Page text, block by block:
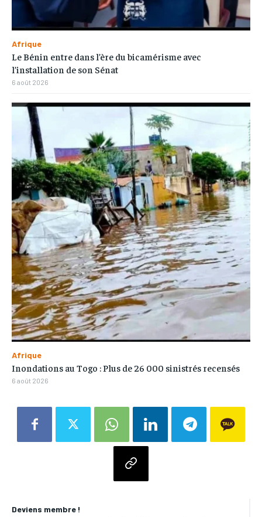
Deviens membre !
Afrique
Le Bénin entre dans l’ère du bicamérisme avec
l’installation de son Sénat
6 août 2026
Afrique
Inondations au Togo : Plus de 26 000 sinistrés recensés
6 août 2026